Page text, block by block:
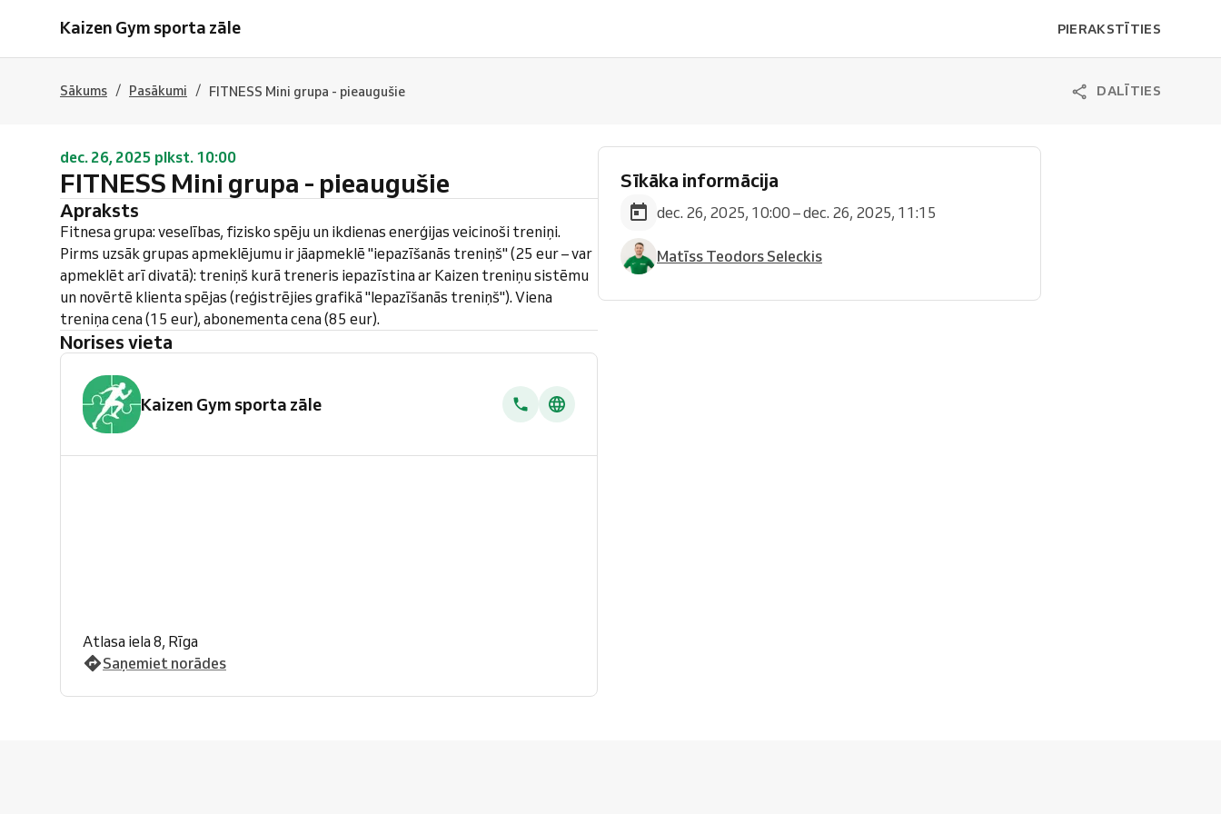
Kaizen Gym sporta zāle PIERAKSTĪTIES
Sākums / Pasākumi / FITNESS Mini grupa - pieaugušie DALĪTIES
dec. 26, 2025 plkst. 10:00
FITNESS Mini grupa - pieaugušie
Apraksts
Fitnesa grupa: veselības, fizisko spēju un ikdienas enerģijas veicinoši treniņi.
Pirms uzsāk grupas apmeklējumu ir jāapmeklē "iepazīšanās treniņš" (25 eur – var
apmeklēt arī divatā): treniņš kurā treneris iepazīstina ar Kaizen treniņu sistēmu
un novērtē klienta spējas (reģistrējies grafikā "Iepazīšanās treniņš"). Viena
treniņa cena (15 eur), abonementa cena (85 eur).
Norises vieta
Kaizen Gym sporta zāle
Atlasa iela 8, Rīga
Saņemiet norādes
Sīkāka informācija
dec. 26, 2025, 10:00 – dec. 26, 2025, 11:15
Matīss Teodors Seleckis